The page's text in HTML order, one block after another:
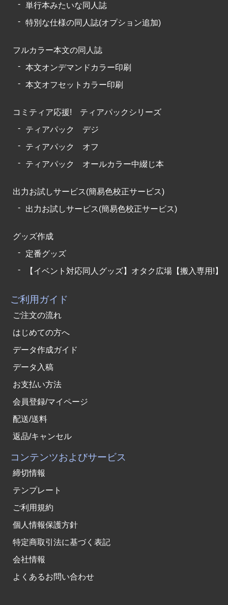
単行本みたいな同人誌
特別な仕様の同人誌(オプション追加)
フルカラー本文の同人誌
本文オンデマンドカラー印刷
本文オフセットカラー印刷
コミティア応援! ティアパックシリーズ
ティアパック デジ
ティアパック オフ
ティアパック オールカラー中綴じ本
出力お試しサービス(簡易色校正サービス)
出力お試しサービス(簡易色校正サービス)
グッズ作成
定番グッズ
【イベント対応同人グッズ】オタク広場【搬入専用!】
ご利用ガイド
ご注文の流れ
はじめての方へ
データ作成ガイド
データ入稿
お支払い方法
会員登録/マイページ
配送/送料
返品/キャンセル
コンテンツおよびサービス
締切情報
テンプレート
ご利用規約
個人情報保護方針
特定商取引法に基づく表記
会社情報
よくあるお問い合わせ